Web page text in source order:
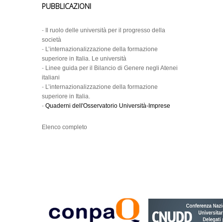
PUBBLICAZIONI
-
Il ruolo delle università per il progresso della
società
- L’internazionalizzazione della formazione
superiore in Italia. Le università
- Linee guida per il Bilancio di Genere negli Atenei
italiani
- L’internazionalizzazione della formazione
superiore in Italia.
- Quaderni dell'Osservatorio Università-Imprese
Elenco completo